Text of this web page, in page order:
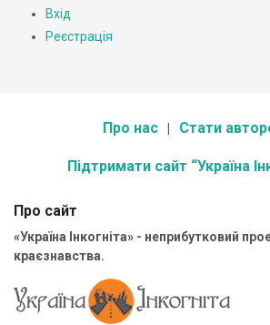
Вхід
Реєстрація
Про нас Стати
Підтримати сайт “Україна
Про сайт
«Україна Інкогніта» - неприбутковий
краєзнавства.